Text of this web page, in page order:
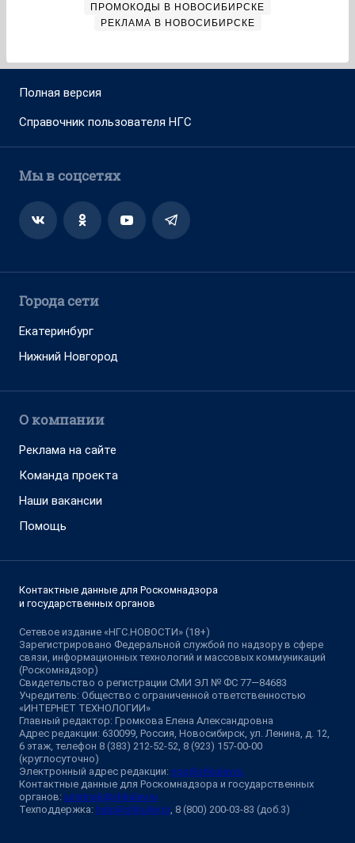
ПРОМОКОДЫ В НОВОСИБИРСКЕ
РЕКЛАМА В НОВОСИБИРСКЕ
Полная версия
Справочник пользователя НГС
Мы в соцсетях
Города сети
Екатеринбург
Нижний Новгород
О компании
Реклама на сайте
Команда проекта
Наши вакансии
Помощь
Контактные данные для Роскомнадзора
и государственных органов
Сетевое издание «НГС.НОВОСТИ» (18+)
Зарегистрировано Федеральной службой по надзору в сфере
связи, информационных технологий и массовых коммуникаций
(Роскомнадзор)
Свидетельство о регистрации СМИ ЭЛ № ФС 77—84683
Учредитель: Общество с ограниченной ответственностью
«ИНТЕРНЕТ ТЕХНОЛОГИИ»
Главный редактор: Громкова Елена Александровна
Адрес редакции: 630099, Россия, Новосибирск, ул. Ленина, д. 12,
6 этаж, телефон 8 (383) 212-52-52, 8 (923) 157-00-00
(круглосуточно)
Электронный адрес редакции: ngs@shkulev.ru
Контактные данные для Роскомнадзора и государственных
органов: juristnsk@shkulev.ru
Техподдержка: help@shkulev.ru , 8 (800) 200-03-83 (доб.3)